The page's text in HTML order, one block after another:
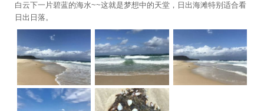
白云下一片碧蓝的海水~~这就是梦想中的天堂，日出海滩特别适合看
日出日落。